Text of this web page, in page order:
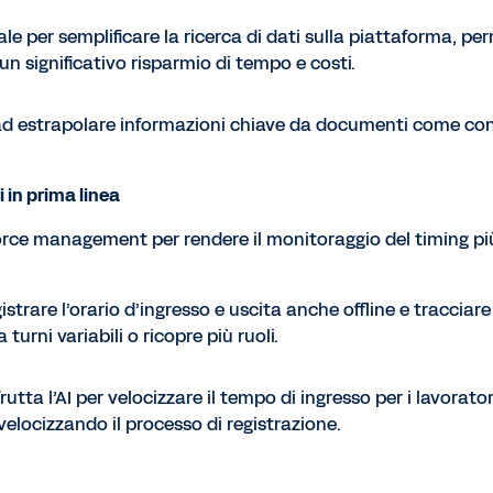
per semplificare la ricerca di dati sulla piattaforma,
significativo risparmio di tempo e costi.
estrapolare informazioni chiave da documenti come
in prima linea
management per rendere il monitoraggio del timing
l’orario d’ingresso e uscita anche offline e
variabili o ricopre più ruoli.
l’AI per velocizzare il tempo di ingresso per i
il processo di registrazione.